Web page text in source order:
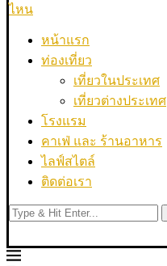
หน้าแรก
ท่องเที่ยว
เที่ยวในประเทศ
เที่ยวต่างประเทศ
โรงแรม
คาเฟ่ และ ร้านอาหาร
ไลฟ์สไตล์
ติดต่อเรา